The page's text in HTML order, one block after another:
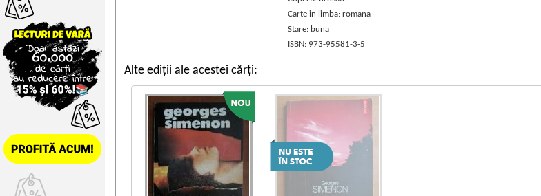
Carte in limba: romana
Stare: buna
ISBN: 973-95581-3-5
Alte ediții ale acestei cărți: